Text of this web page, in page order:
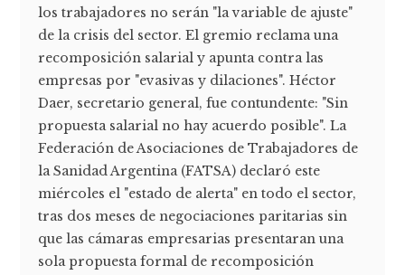
los trabajadores no serán "la variable de ajuste"
de la crisis del sector. El gremio reclama una
recomposición salarial y apunta contra las
empresas por "evasivas y dilaciones". Héctor
Daer, secretario general, fue contundente: "Sin
propuesta salarial no hay acuerdo posible". La
Federación de Asociaciones de Trabajadores de
la Sanidad Argentina (FATSA) declaró este
miércoles el "estado de alerta" en todo el sector,
tras dos meses de negociaciones paritarias sin
que las cámaras empresarias presentaran una
sola propuesta formal de recomposición